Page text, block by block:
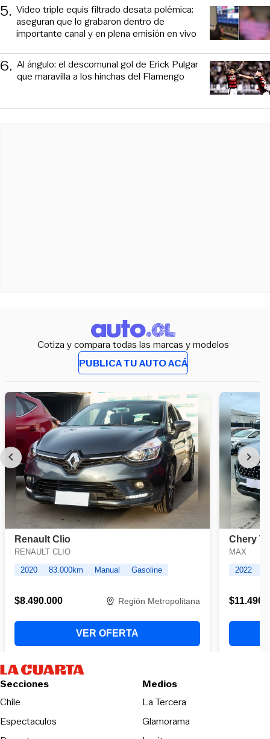
5. Video triple equis filtrado desata polémica:
aseguran que lo grabaron dentro de
importante canal y en plena emisión en vivo
6. Al ángulo: el descomunal gol de Erick Pulgar
que maravilla a los hinchas del Flamengo
Cotiza y compara todas las marcas y modelos
PUBLICA TU AUTO ACÁ
Secciones
Chile
Espectaculos
Medios
La TerceraOpens in new
Glamorama